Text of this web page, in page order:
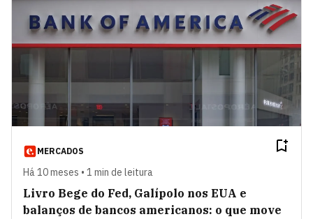
MERCADOS
Há 10 meses • 1 min de leitura
Livro Bege do Fed, Galípolo nos EUA e
balanços de bancos americanos: o que move